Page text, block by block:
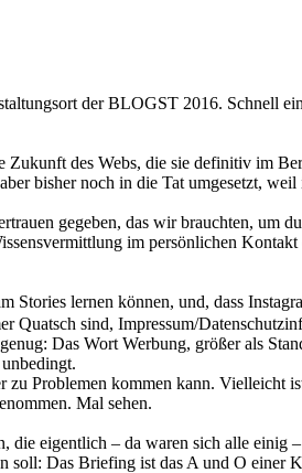
der BLOGST 2016. Schnell
Zukunft des Webs, die sie definitiv im
bisher noch in die Tat umgesetzt,
gegeben, das wir brauchten, um
im persönlichen
Stories lernen können, und, dass
Quatsch sind, Impressum/
Das Wort Werbung, größer als
Problemen kommen kann. Vielleicht
Mal sehen.
die eigentlich – da waren sich alle einig
soll: Das Briefing ist das A und O einer